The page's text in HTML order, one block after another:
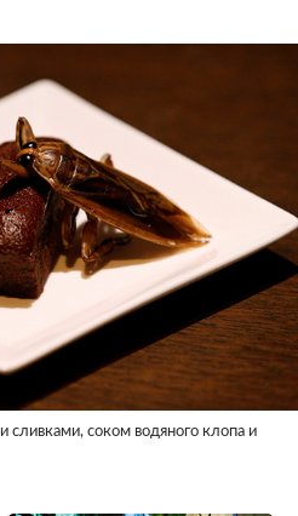
соком водяного клопа и